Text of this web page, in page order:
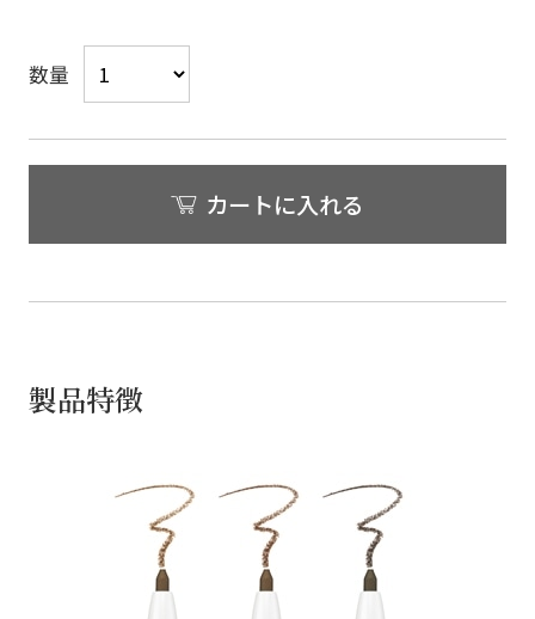
数量
カートに入れる
製品特徴